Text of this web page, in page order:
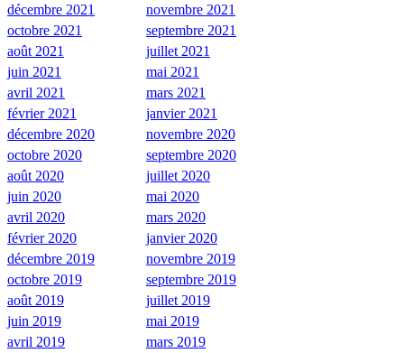
décembre 2021
novembre 2021
octobre 2021
septembre 2021
août 2021
juillet 2021
juin 2021
mai 2021
avril 2021
mars 2021
février 2021
janvier 2021
décembre 2020
novembre 2020
octobre 2020
septembre 2020
août 2020
juillet 2020
juin 2020
mai 2020
avril 2020
mars 2020
février 2020
janvier 2020
décembre 2019
novembre 2019
octobre 2019
septembre 2019
août 2019
juillet 2019
juin 2019
mai 2019
avril 2019
mars 2019